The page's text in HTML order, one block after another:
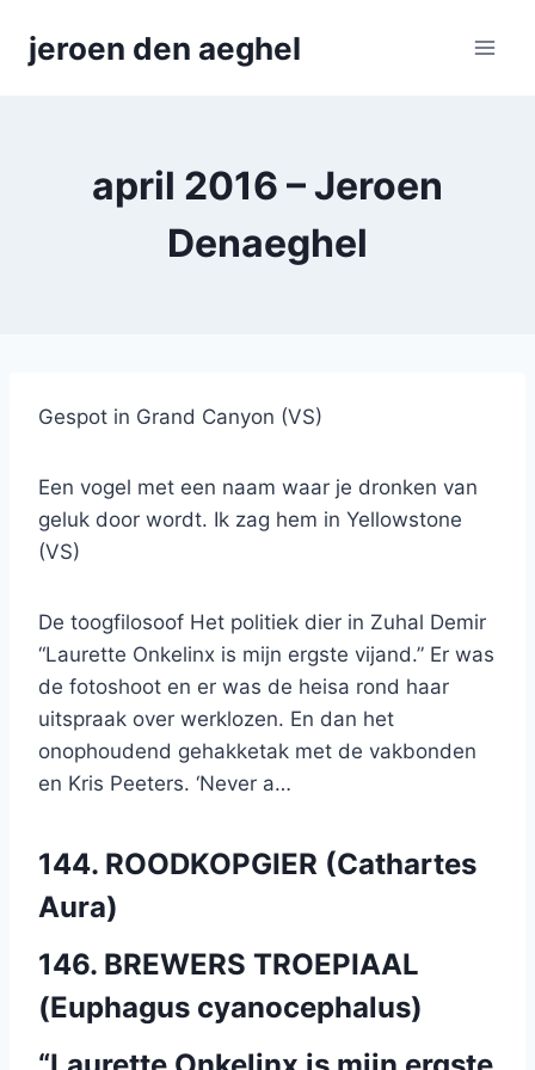
jeroen den aeghel
april 2016 – Jeroen
Denaeghel
Gespot in Grand Canyon (VS)
Een vogel met een naam waar je dronken van
geluk door wordt. Ik zag hem in Yellowstone
(VS)
De toogfilosoof Het politiek dier in Zuhal Demir
“Laurette Onkelinx is mijn ergste vijand.” Er was
de fotoshoot en er was de heisa rond haar
uitspraak over werklozen. En dan het
onophoudend gehakketak met de vakbonden
en Kris Peeters. ‘Never a…
144. ROODKOPGIER (Cathartes
Aura)
146. BREWERS TROEPIAAL
(Euphagus cyanocephalus)